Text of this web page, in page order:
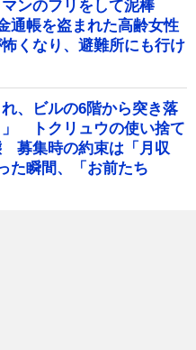
ンのフリをして泥棒
帳を盗まれた高齢女性
くなり、避難所にも行け
、ビルの6階から突き落
トクリュウの使い捨て
募集時の約束は「月収
た瞬間、「お前たち